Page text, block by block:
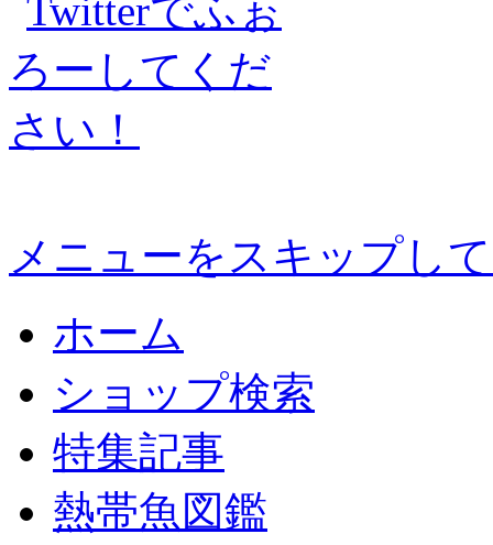
メニューをスキップし
ホーム
ショップ検索
特集記事
熱帯魚図鑑